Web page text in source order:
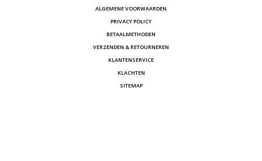
ALGEMENE VOORWAARDEN
PRIVACY POLICY
BETAALMETHODEN
VERZENDEN & RETOURNEREN
KLANTENSERVICE
KLACHTEN
SITEMAP